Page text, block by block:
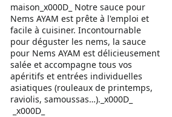
maison_x000D_ Notre sauce pour
Nems AYAM est prête à l'emploi et
facile à cuisiner. Incontournable
pour déguster les nems, la sauce
pour Nems AYAM est délicieusement
salée et accompagne tous vos
apéritifs et entrées individuelles
asiatiques (rouleaux de printemps,
raviolis, samoussas…)._x000D_
_x000D_